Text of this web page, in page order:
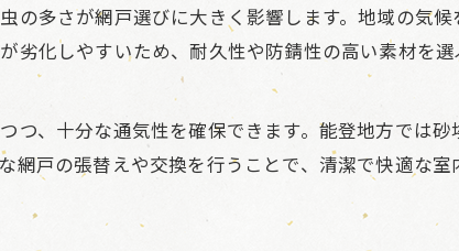
及ぼす影響
手入れの違い
基本手順
定ポイント
意点解説
多さが網戸選びに大きく影響します。地域の気候
劣化しやすいため、耐久性や防錆性の高い素材を
つ、十分な通気性を確保できます。能登地方では砂
網戸の張替えや交換を行うことで、清潔で快適な室